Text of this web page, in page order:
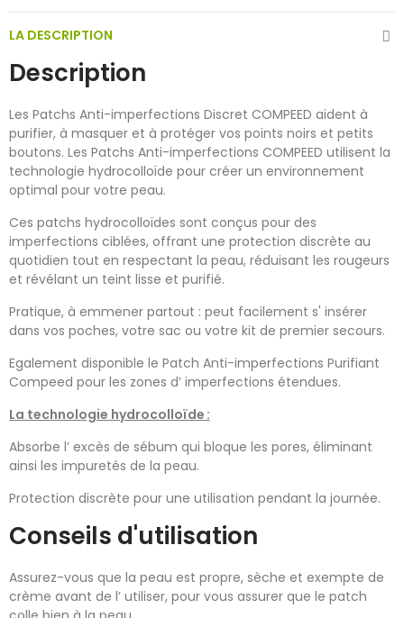
LA DESCRIPTION
Description
Les Patchs Anti-imperfections Discret COMPEED aident à
purifier, à masquer et à protéger vos points noirs et petits
boutons. Les Patchs Anti-imperfections COMPEED utilisent la
technologie hydrocolloïde pour créer un environnement
optimal pour votre peau.
Ces patchs hydrocolloïdes sont conçus pour des
imperfections ciblées, offrant une protection discrète au
quotidien tout en respectant la peau, réduisant les rougeurs
et révélant un teint lisse et purifié.
Pratique, à emmener partout : peut facilement s' insérer
dans vos poches, votre sac ou votre kit de premier secours.
Egalement disponible le Patch Anti-imperfections Purifiant
Compeed pour les zones d’ imperfections étendues.
La technologie hydrocolloïde :
Absorbe l’ excès de sébum qui bloque les pores, éliminant
ainsi les impuretés de la peau.
Protection discrète pour une utilisation pendant la journée.
Conseils d'utilisation
Assurez-vous que la peau est propre, sèche et exempte de
crème avant de l’ utiliser, pour vous assurer que le patch